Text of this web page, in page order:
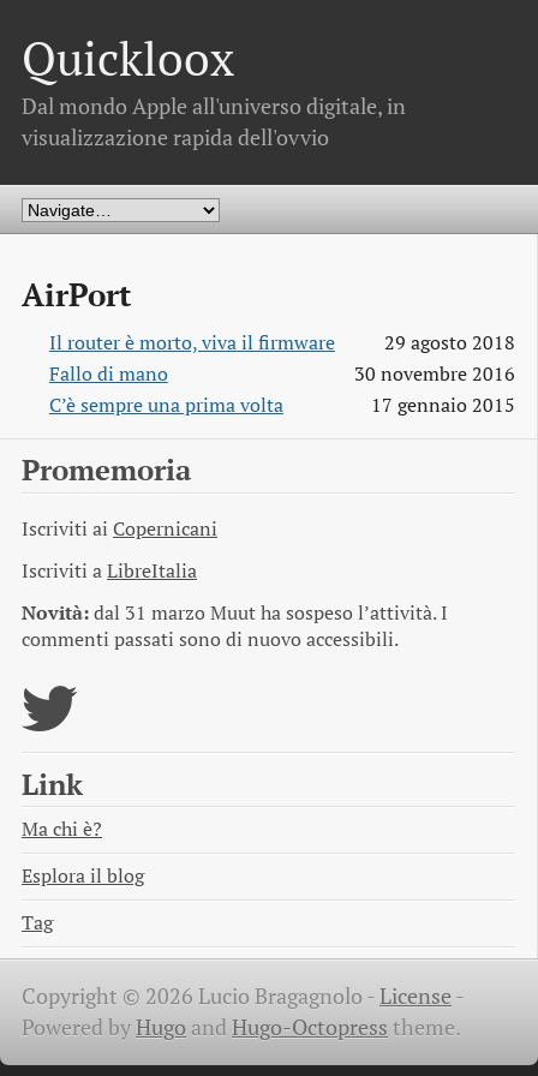
Quickloox
Dal mondo Apple all'universo digitale, in
visualizzazione rapida dell'ovvio
AirPort
Il router è morto, viva il firmware
29 agosto 2018
Fallo di mano
30 novembre 2016
C’è sempre una prima volta
17 gennaio 2015
Promemoria
Iscriviti ai Copernicani
Iscriviti aLibreItalia
Novità:dal 31 marzo Muut ha sospeso l’attività. I
commenti passati sono di nuovo accessibili.
Link
Ma chi è?
Esplora il blog
Tag
Copyright © 2026 Lucio Bragagnolo -License -
Powered byHugo and Hugo-Octopress theme.